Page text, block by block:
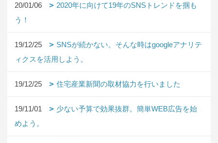
20/01/06
2020年に向けて19年のSNSトレンドを掴も
う！
19/12/25
SNSが続かない。そんな時はgoogleアナリテ
ィクスを活用しよう。
19/12/25 住宅産業新聞の取材協力を行いました
19/11/01
少ない予算で効果抜群。簡単WEB広告を始
めよう。